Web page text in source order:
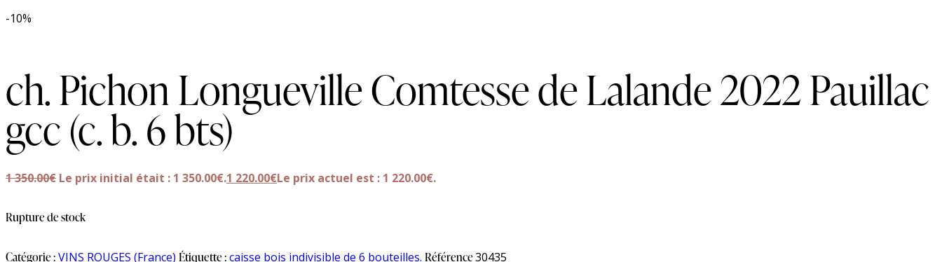
-10%
ch. Pichon Longueville Comtesse de Lalande 2022 Pauillac
gcc (c. b. 6 bts)
1 350.00€ Le prix initial était : 1 350.00€.1 220.00€Le prix actuel est : 1 220.00€.
Rupture de stock
Catégorie :VINS ROUGES (France) Étiquette :caisse bois indivisible de 6 bouteilles. Référence30435